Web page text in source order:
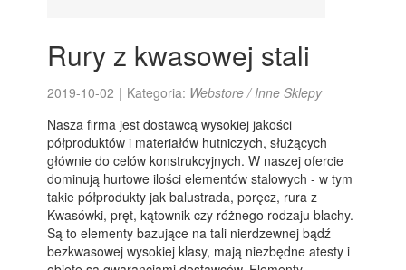
Rury z kwasowej stali
2019-10-02 | Kategoria: Webstore / Inne Sklepy
Nasza firma jest dostawcą wysokiej jakości
półproduktów i materiałów hutniczych, służących
głównie do celów konstrukcyjnych. W naszej ofercie
dominują hurtowe ilości elementów stalowych - w tym
takie półprodukty jak balustrada, poręcz, rura z
Kwasówki, pręt, kątownik czy różnego rodzaju blachy.
Są to elementy bazujące na tali nierdzewnej bądź
bezkwasowej wysokiej klasy, mają niezbędne atesty i